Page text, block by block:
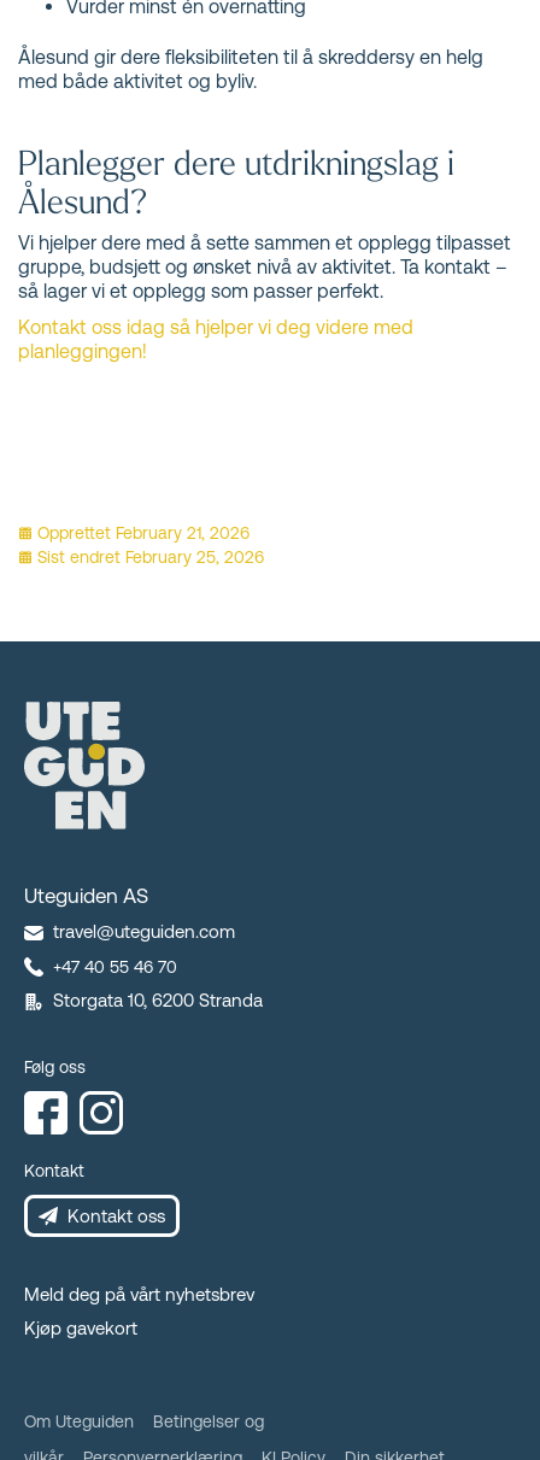
Vurder minst én overnatting
Ålesund gir dere fleksibiliteten til å skreddersy en helg
med både aktivitet og byliv.
Planlegger dere utdrikningslag i
Ålesund?
Vi hjelper dere med å sette sammen et opplegg tilpasset
gruppe, budsjett og ønsket nivå av aktivitet. Ta kontakt –
så lager vi et opplegg som passer perfekt.
Kontakt oss idag så hjelper vi deg videre med
planleggingen!
Opprettet February 21, 2026
Sist endret February 25, 2026
Uteguiden AS
travel@uteguiden.com
+47 40 55 46 70
Storgata 10, 6200 Stranda
Følg oss
Kontakt
Kontakt oss
Meld deg på vårt nyhetsbrev
Kjøp gavekort
Om Uteguiden
Betingelser og